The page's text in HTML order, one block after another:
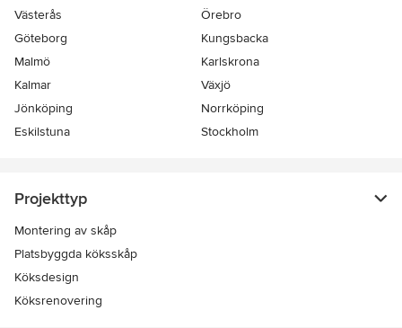
Västerås
Örebro
Göteborg
Kungsbacka
Malmö
Karlskrona
Kalmar
Växjö
Jönköping
Norrköping
Eskilstuna
Stockholm
Projekttyp
Montering av skåp
Platsbyggda köksskåp
Köksdesign
Köksrenovering